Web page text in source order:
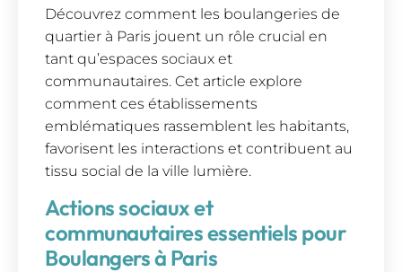
Découvrez comment les boulangeries de
quartier à Paris jouent un rôle crucial en
tant qu’espaces sociaux et
communautaires. Cet article explore
comment ces établissements
emblématiques rassemblent les habitants,
favorisent les interactions et contribuent au
tissu social de la ville lumière.
Actions sociaux et
communautaires essentiels pour
Boulangers à Paris